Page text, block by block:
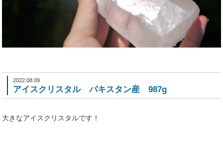
2022.08.09
アイスクリスタル パキスタン産 987g
大きなアイスクリスタルです！